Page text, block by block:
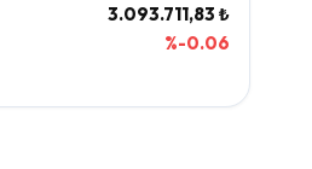
3.093.711,83 ₺
%-0.06